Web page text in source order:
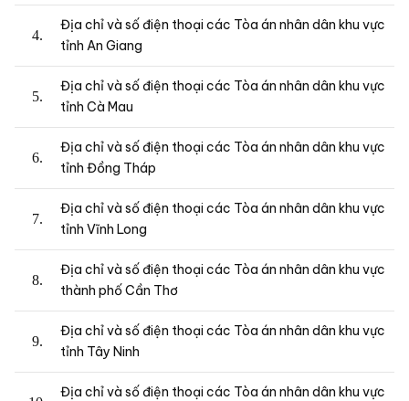
Địa chỉ và số điện thoại các Tòa án nhân dân khu vực
tỉnh An Giang
Địa chỉ và số điện thoại các Tòa án nhân dân khu vực
tỉnh Cà Mau
Địa chỉ và số điện thoại các Tòa án nhân dân khu vực
tỉnh Đồng Tháp
Địa chỉ và số điện thoại các Tòa án nhân dân khu vực
tỉnh Vĩnh Long
Địa chỉ và số điện thoại các Tòa án nhân dân khu vực
thành phố Cần Thơ
Địa chỉ và số điện thoại các Tòa án nhân dân khu vực
tỉnh Tây Ninh
Địa chỉ và số điện thoại các Tòa án nhân dân khu vực